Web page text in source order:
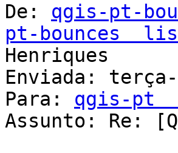
De: qgis-pt-
pt-bounces
Henriques
Enviada:
Para: qgis-pt
Assunto: Re: